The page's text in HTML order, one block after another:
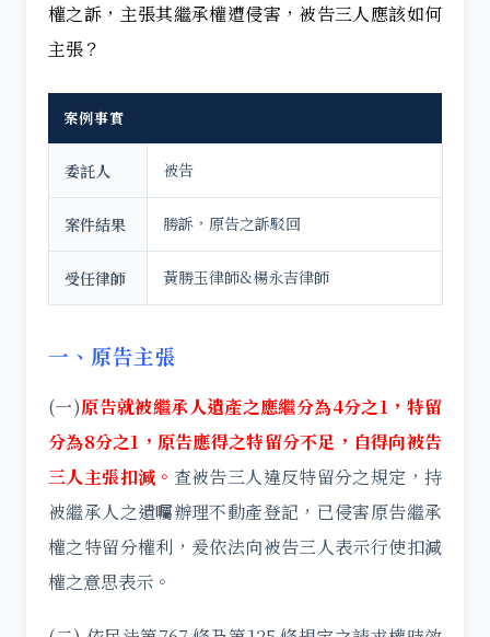
權之訴，主張其繼承權遭侵害，被告三人應該如何
主張？
案例事實
委託人 被告
案件結果 勝訴，原告之訴駁回
受任律師 黃勝玉律師&楊永吉律師
一、原告主張
(一)原告就被繼承人遺產之應繼分為4分之1，特留
分為8分之1，原告應得之特留分不足，自得向被告
三人主張扣減。 查被告三人違反特留分之規定，持
被繼承人之遺囑辦理不動產登記，已侵害原告繼承
權之特留分權利，爰依法向被告三人表示行使扣減
權之意思表示。